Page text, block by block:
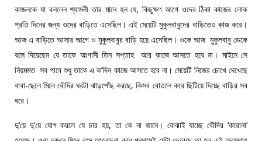
কাজলকে যা বললেন শ্যামলী তার মানে হল যে, কিছুক্ষণ আগে ওদের ঠিকা কাজের লোক
প্রতি দিনের জন্য ওদের বাড়িতে এসেছিল। এই মেয়েটি মুকুলবাবুদের বাড়িতেও কাজ করে।
আজ এ বাড়িতে আসার আগে ও মুকুলবাবুর বাড়ি হয়ে এসেছিল। ওকে আজ মুকুলবাবু ডেকে
বলে দিয়েছেন যে তাকে আগামী তিন সপ্তাহ আর কাজে আসতে হবে না। মাইনে সে
নিয়মমত সব পাবে শুধু তাকে এ ক’দিন কাজে আসতে হবে না। মেয়েটি নিজের চোখে দেখেছে
বাবা-ছেলে মিলে বৌদির ঘরটা ঝাড়পোঁছ করছে, কিসব বোতলে করে ছিটিয়ে দিচ্ছে বাড়ির সব
ঘরে।
দু’য়ে দু’য়ে যোগ করলে যে চার হয়, তা কে না জানে। বোঝাই যাচ্ছে বৌদির ‘করোনা’